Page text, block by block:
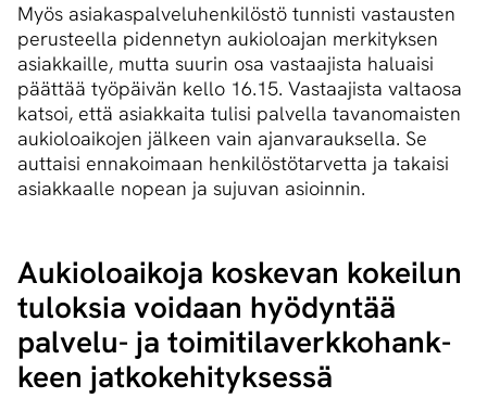
Myös asiakaspalveluhenkilöstö tunnisti vastausten
perusteella pidennetyn aukioloajan merkityksen
asiakkaille, mutta suurin osa vastaajista haluaisi
päättää työpäivän kello 16.15. Vastaajista valtaosa
katsoi, että asiakkaita tulisi palvella tavanomaisten
aukioloaikojen jälkeen vain ajanvarauksella. Se
auttaisi ennakoimaan henkilöstötarvetta ja takaisi
asiakkaalle nopean ja sujuvan asioinnin.
Aukioloaikoja koskevan kokeilun
tuloksia voidaan hyödyntää
palvelu- ja toi­mi­ti­la­verk­ko­hank­
keen jat­ko­ke­hi­tyk­ses­sä